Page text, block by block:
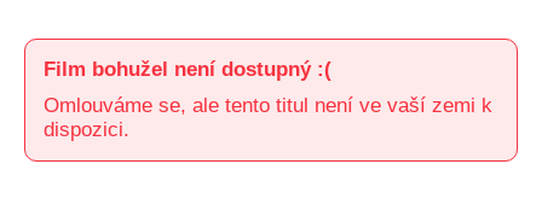
Film bohužel není dostupný :(
Omlouváme se, ale tento titul není ve vaší zemi k
dispozici.